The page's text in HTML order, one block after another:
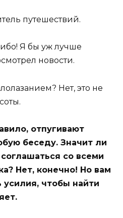
путешествий.
Я бы уж лучше
новости.
Нет, это не
отпугивают
беседу. Значит ли
со всеми
Нет, конечно! Но вам
усилия, чтобы найти